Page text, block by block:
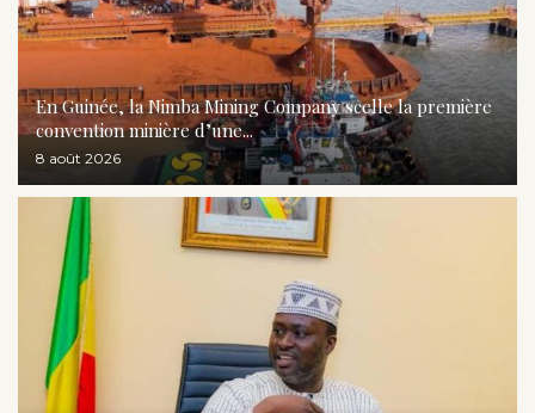
En Guinée, la Nimba Mining Company scelle la première
convention minière d’une...
8 août 2026